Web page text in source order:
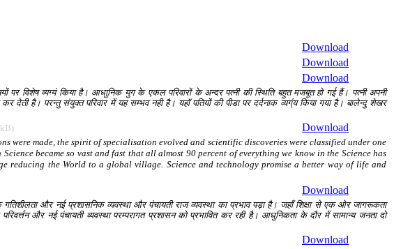
Download
Download
Download
पर विशेष व्यग्यं किया है। आधाुनिक युग के एकल परिवारों के अन्दर पत्नी की स्थिति बहुत मजबूत हो गई हैं। पत्नी अपनी
है। परन्तु संयुक्त परिवार में यह सम्भव नही है। यहॉ पतियों की पीडा पर दर्दनाक व्यग्ंय किया गया है। बालेन्दु शेखर
Download
were made, the spirit of specialisation evolved and scientific discoveries were classified under one
became so vast and fast that all almost 90 percent of everything we know in the Science has
reducing the World to a global village. Science and technology promise a better way of life and
Download
गतिशीलता और नई प्रशासनिक व्यवस्था और पंचायती राज व्यवस्था का प्रभाव पड़ा है। जहाँ शिक्षा से एक ओर जागरूकता
और नई पंचायती व्यवस्था परम्परागत प्रशासन को प्रभावित कर रही है। आधुनिकता के दौर में सामान्य जनता दो
Download